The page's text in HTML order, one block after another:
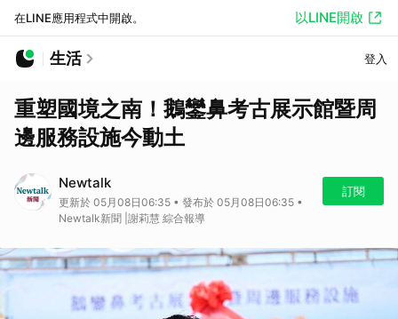
在LINE應用程式中開啟。 以LINE開啟
生活 登入
重塑國境之南！鵝鑾鼻考古展示館暨周
邊服務設施今動土
Newtalk
更新於 05月08日06:35 • 發布於 05月08日06:35 •
Newtalk新聞 |謝莉慧 綜合報導
訂閱